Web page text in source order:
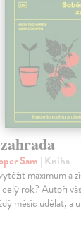
Sam | Kniha
maximum a
rok? Autoři
měsíc udělat, a